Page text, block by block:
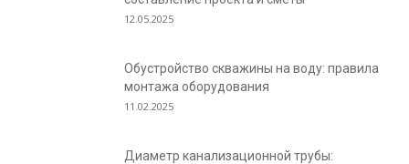
12.05.2025
Обустройство скважины на воду: правила
монтажа оборудования
11.02.2025
Диаметр канализационной трубы: